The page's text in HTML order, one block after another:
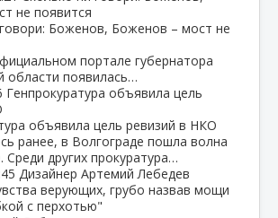
не появится
портале губернатора
области появилась…
Генпрокуратура объявила цель
ранее, в Волгограде пошла волна
других прокуратура…
Дизайнер Артемий Лебедев
верующих, грубо назвав мощи
с перхотью"